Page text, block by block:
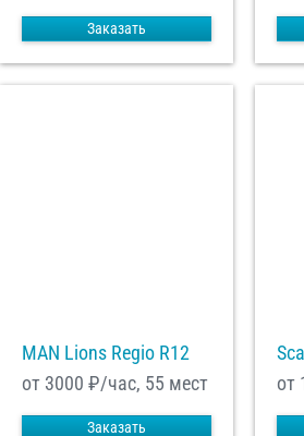
Заказать
MAN Lions Regio R12
от 3000 ₽/час, 55 мест
Заказать
от